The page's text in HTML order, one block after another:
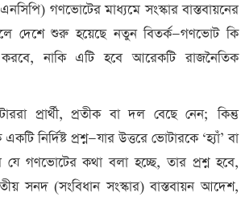
গণভোটের মাধ্যমে সংস্কার বাস্তবায়নের
দেশে শুরু হয়েছে নতুন বিতর্ক—গণভোট কি
,নাকি এটি হবে আরেকটি রাজনৈতিক
প্রার্থী,প্রতীক বা দল বেছে নেন;কিন্তু
নির্দিষ্ট প্রশ্ন—যার উত্তরে ভোটারকে ‘হ্যাঁ’ বা
যে গণভোটের কথা বলা হচ্ছে,তার প্রশ্ন হবে,
সনদ (সংবিধান সংস্কার) বাস্তবায়ন আদেশ,